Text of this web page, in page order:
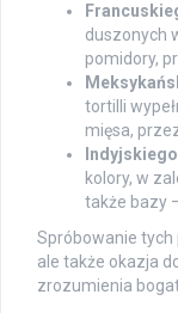
duszonych
pomidory,
tortilli
mięsa,
kolory, w
także bazy
Spróbowanie tych
ale także okazja
zrozumienia